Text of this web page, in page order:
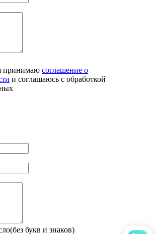
принимаю соглашение о
и соглашаюсь с обработкой
букв и знаков)